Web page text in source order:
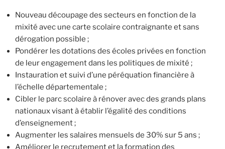
Nouveau découpage des secteurs en fonction de la
mixité avec une carte scolaire contraignante et sans
dérogation possible ;
Pondérer les dotations des écoles privées en fonction
de leur engagement dans les politiques de mixité ;
Instauration et suivi d’une péréquation financière à
l’échelle départementale ;
Cibler le parc scolaire à rénover avec des grands plans
nationaux visant à établir l’égalité des conditions
d’enseignement ;
Augmenter les salaires mensuels de 30% sur 5 ans ;
Améliorer le recrutement et la formation des